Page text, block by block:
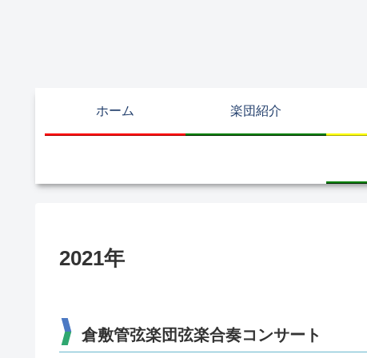
ホーム 楽団紹介
2021年
倉敷管弦楽団弦楽合奏コンサート